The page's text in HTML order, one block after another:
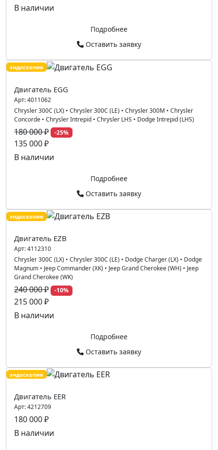
В наличии
Подробнее
Оставить заявку
эндоскопия
Двигатель EGG
Арт:4011062
Chrysler 300C (LX) • Chrysler 300C (LE) • Chrysler 300M • Chrysler
Concorde • Chrysler Intrepid • Chrysler LHS • Dodge Intrepid (LHS)
180 000 ₽ -25%
135 000 ₽
В наличии
Подробнее
Оставить заявку
эндоскопия
Двигатель EZB
Арт:4112310
Chrysler 300C (LX) • Chrysler 300C (LE) • Dodge Charger (LX) • Dodge
Magnum • Jeep Commander (XK) • Jeep Grand Cherokee (WH) • Jeep
Grand Cherokee (WK)
240 000 ₽ -10%
215 000 ₽
В наличии
Подробнее
Оставить заявку
эндоскопия
Двигатель EER
Арт:4212709
180 000 ₽
В наличии